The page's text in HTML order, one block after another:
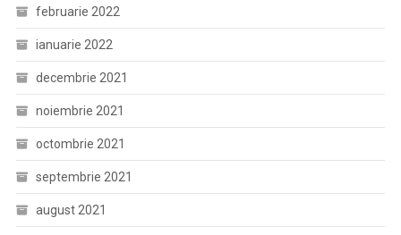
februarie 2022
ianuarie 2022
decembrie 2021
noiembrie 2021
octombrie 2021
septembrie 2021
august 2021